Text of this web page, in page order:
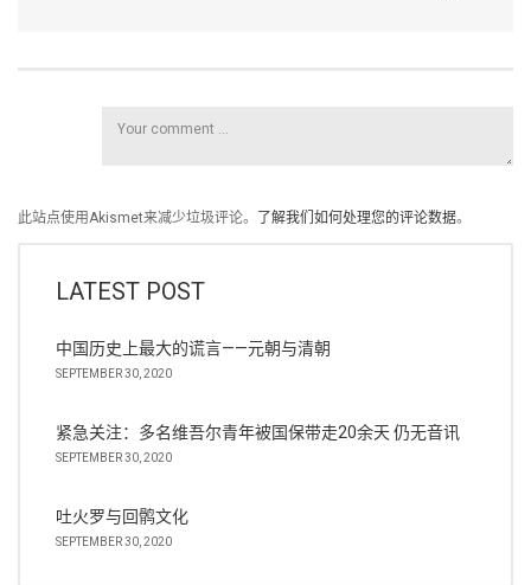
此站点使用Akismet来减少垃圾评论。 了解我们如何处理您的评论数据。
LATEST POST
中国历史上最大的谎言——元朝与清朝
SEPTEMBER 30, 2020
紧急关注：多名维吾尔青年被国保带走20余天 仍无音讯
SEPTEMBER 30, 2020
吐火罗与回鹘文化
SEPTEMBER 30, 2020